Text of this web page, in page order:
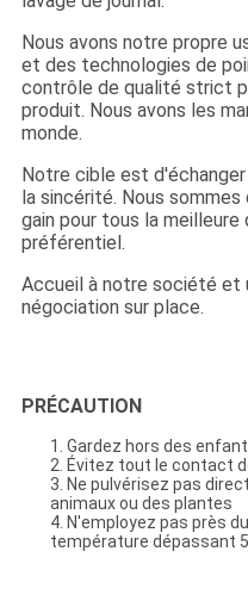
Nous avons notre propre
et des technologies de
contrôle de qualité strict
produit. Nous avons les
monde.
Notre cible est
la sincérité. Nous
gain pour tous la
préférentiel.
Accueil à notre société et
négociation sur place.
PRÉCAUTION
1. Gardez hors des
2. Évitez tout le contact
3. Ne pulvérisez pas
animaux ou des plantes
4. N'employez pas près
température dépassant